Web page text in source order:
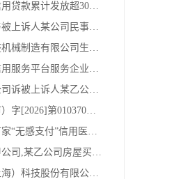
湖北：三项信用贷款累计发放超3000亿
上诉人栾某与被上诉人某公司民事主体间房屋拆迁补偿合同纠纷上诉案申请再审审查一案
杭州东顺染整机械制造有限公司生产经营单位未对安全设备定期检测案
云南：融资信用服务平台服务企业49.29万家
上诉人某甲公司诉被上诉人某乙公司联营合同纠纷申请再审审查一案
京建法罚（市）字[2026]第010370号：北京刚强鸿皓建筑工程有限公司
广东深圳：首家“无感支付”信用医院上线
杨某甲、某甲公司,某乙公司房屋买卖合同纠纷申请再审审查一案
享道出行（上海）科技股份有限公司提供服务的车辆未取得车辆营运证案